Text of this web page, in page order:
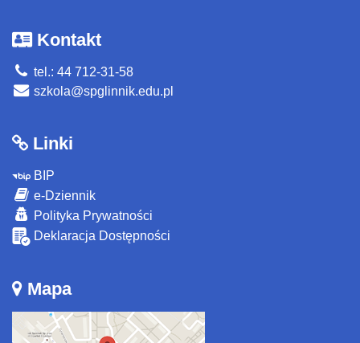
Kontakt
tel.: 44 712-31-58
szkola@spglinnik.edu.pl
Linki
BIP
e-Dziennik
Polityka Prywatności
Deklaracja Dostępności
Mapa